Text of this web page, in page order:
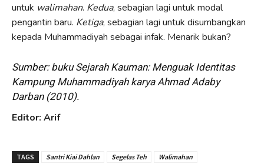
untuk walimahan. Kedua, sebagian lagi untuk modal
pengantin baru. Ketiga, sebagian lagi untuk disumbangkan
kepada Muhammadiyah sebagai infak. Menarik bukan?
Sumber: buku Sejarah Kauman: Menguak Identitas
Kampung Muhammadiyah karya Ahmad Adaby
Darban (2010).
Editor: Arif
TAGS Santri Kiai Dahlan Segelas Teh Walimahan